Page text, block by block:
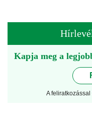
Kapja meg a
A